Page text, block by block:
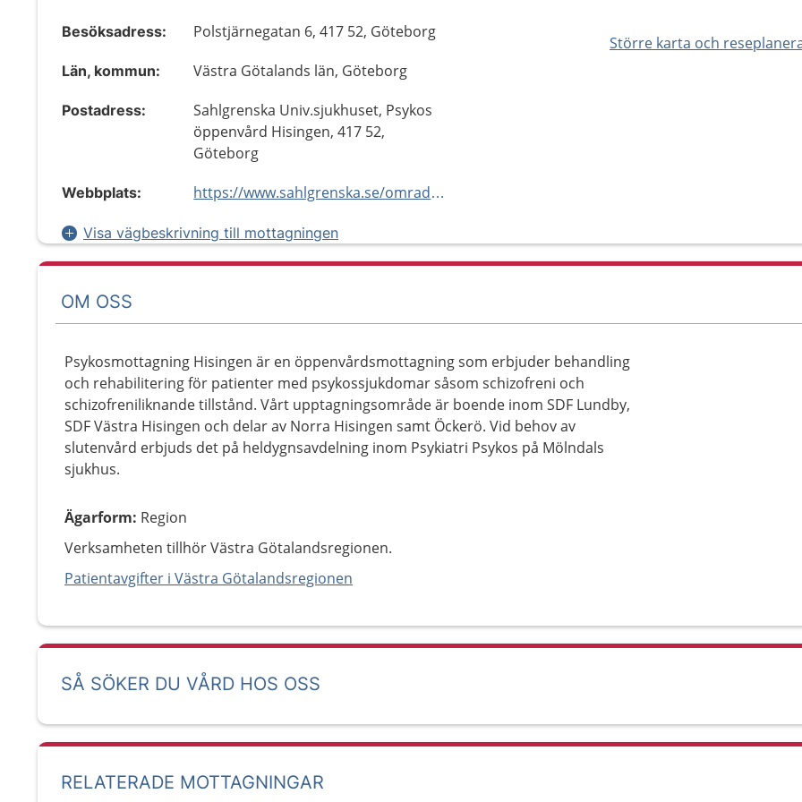
Större karta och
Besöksadress: Polstjärnegatan 6, 417 52, Göteborg
Län, kommun: Västra Götalands län, Göteborg
Postadress:
Sahlgrenska Univ.sjukhuset, Psykos
öppenvård Hisingen, 417 52,
Göteborg
Webbplats: https://www.sahlgrenska.se/omraden/omrade-2/psykiatri-psykos/enheter/psykosmottagning-hisingen/
Visa vägbeskrivning till mottagningen
OM OSS
Psykosmottagning Hisingen är en öppenvårdsmottagning som erbjuder behandling
och rehabilitering för patienter med psykossjukdomar såsom schizofreni och
schizofreniliknande tillstånd. Vårt upptagningsområde är boende inom SDF Lundby,
SDF Västra Hisingen och delar av Norra Hisingen samt Öckerö. Vid behov av
slutenvård erbjuds det på heldygnsavdelning inom Psykiatri Psykos på Mölndals
sjukhus.
Ägarform: Region
Verksamheten tillhör Västra Götalandsregionen.
Patientavgifter i Västra Götalandsregionen
SÅ SÖKER DU VÅRD HOS OSS
RELATERADE MOTTAGNINGAR